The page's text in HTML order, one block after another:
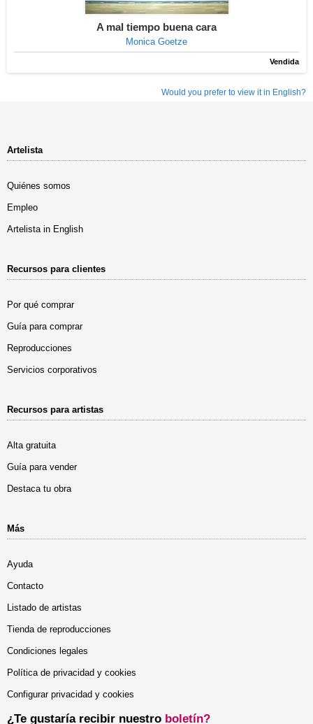
A mal tiempo buena cara
Monica Goetze
Vendida
Would you prefer to view it in English?
Artelista
Quiénes somos
Empleo
Artelista in English
Recursos para clientes
Por qué comprar
Guía para comprar
Reproducciones
Servicios corporativos
Recursos para artistas
Alta gratuita
Guía para vender
Destaca tu obra
Más
Ayuda
Contacto
Listado de artistas
Tienda de reproducciones
Condiciones legales
Política de privacidad y cookies
Configurar privacidad y cookies
¿Te gustaría recibir nuestro boletín?